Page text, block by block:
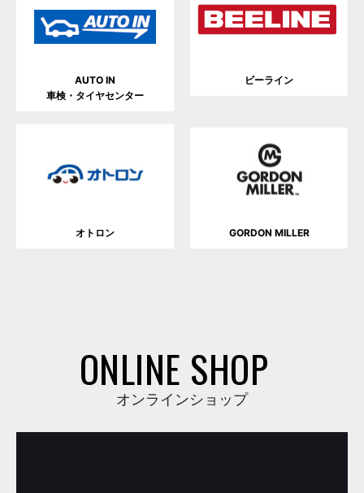
AUTO IN
車検・タイヤセンター
ビーライン
オトロン GORDON MILLER
ONLINE SHOP
オンラインショップ